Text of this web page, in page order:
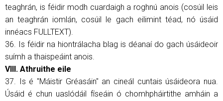
teaghrán, is féidir modh cuardaigh a roghnú anois (cosúil leis
an teaghrán iomlán, cosúil le gach eilimint téad, nó úsáid
innéacs FULLTEXT).
36. Is féidir na hiontrálacha blag is déanaí do gach úsáideoir
suímh a thaispeáint anois.
VIII. Athruithe eile
37. Is é "Máistir Gréasáin" an cineál cuntais úsáideora nua.
Úsáid é chun uaslódáil físeáin ó chomhpháirtithe amháin a